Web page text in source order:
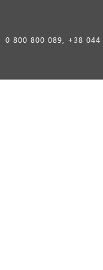
0 800 800 089, +38 044